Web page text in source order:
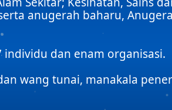
anugerah baharu,
dan enam organisasi.
wang tunai, manakala